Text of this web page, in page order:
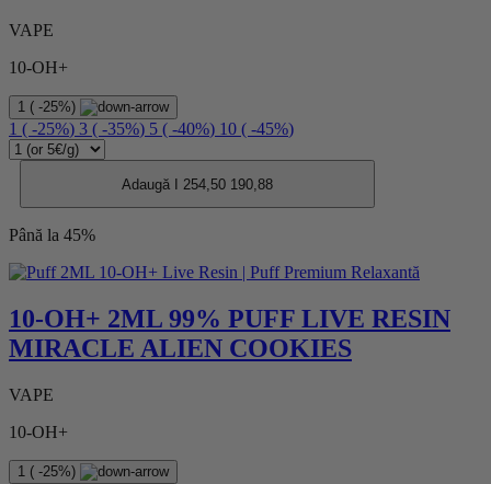
VAPE
10-OH+
1 ( -25%)
1 ( -25%) 3 ( -35%) 5 ( -40%) 10 ( -45%)
Adaugă I 254,50 190,88
Până la 45%
10-OH+ 2ML 99% PUFF LIVE RESIN
MIRACLE ALIEN COOKIES
VAPE
10-OH+
1 ( -25%)